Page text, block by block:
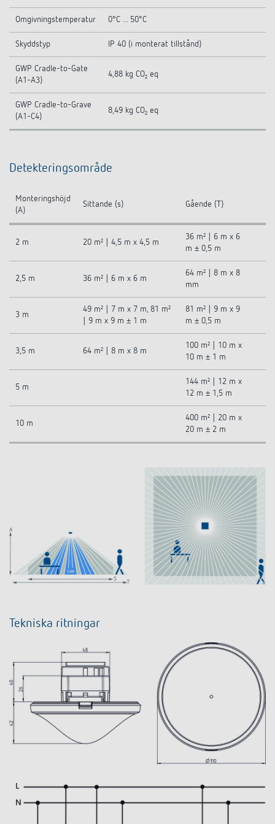
Omgivningstemperatur 0°C ... 50°C
Skyddstyp IP 40 (i monterat tillstånd)
GWP Cradle-to-Gate
(A1-A3)
4,88 kg CO₂ eq
GWP Cradle-to-Grave
(A1-C4)
8,49 kg CO₂ eq
Detekteringsområde
Monteringshöjd
(A)
Sittande (s) Gående (T)
2 m 20 m² | 4,5 m x 4,5 m
36 m² | 6 m x 6
m ± 0,5 m
2,5 m 36 m² | 6 m x 6 m
64 m² | 8 m x 8
mm
3 m
49 m² | 7 m x 7 m, 81 m²
| 9 m x 9 m ± 1 m
81 m² | 9 m x 9
m ± 0,5 m
3,5 m 64 m² | 8 m x 8 m
100 m² | 10 m x
10 m ± 1 m
5 m
144 m² | 12 m x
12 m ± 1,5 m
10 m
400 m² | 20 m x
20 m ± 2 m
Tekniska ritningar